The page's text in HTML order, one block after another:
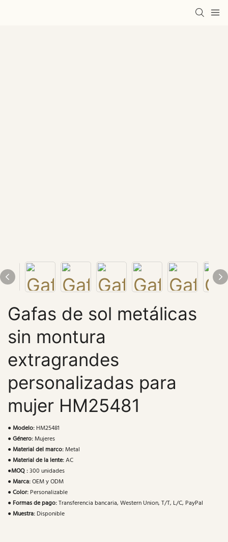
Gafas de sol metálicas
sin montura
extragrandes
personalizadas para
mujer HM25481
●Modelo: HM25481
●Género:Mujeres
●Material del marco:Metal
●Material de la lente:AC
●MOQ :300 unidades
●Marca:OEM y ODM
●Color: Personalizable
● Formas de pago:Transferencia bancaria, Western Union, T/T, L/C, PayPal
●Muestra: Disponible